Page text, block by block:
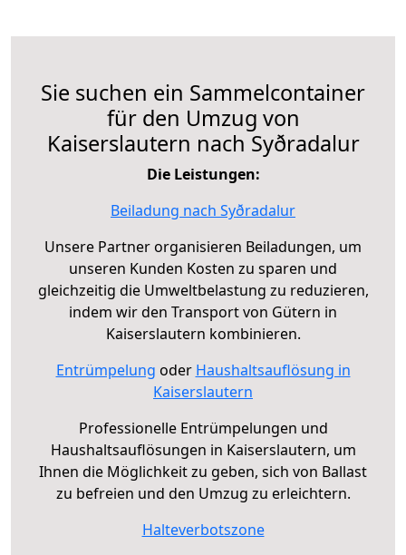
Sie suchen ein Sammelcontainer
für den Umzug von
Kaiserslautern nach Syðradalur
Die Leistungen:
Beiladung nach Syðradalur
Unsere Partner organisieren Beiladungen, um
unseren Kunden Kosten zu sparen und
gleichzeitig die Umweltbelastung zu reduzieren,
indem wir den Transport von Gütern in
Kaiserslautern kombinieren.
Entrümpelung oder Haushaltsauflösung in
Kaiserslautern
Professionelle Entrümpelungen und
Haushaltsauflösungen in Kaiserslautern, um
Ihnen die Möglichkeit zu geben, sich von Ballast
zu befreien und den Umzug zu erleichtern.
Halteverbotszone